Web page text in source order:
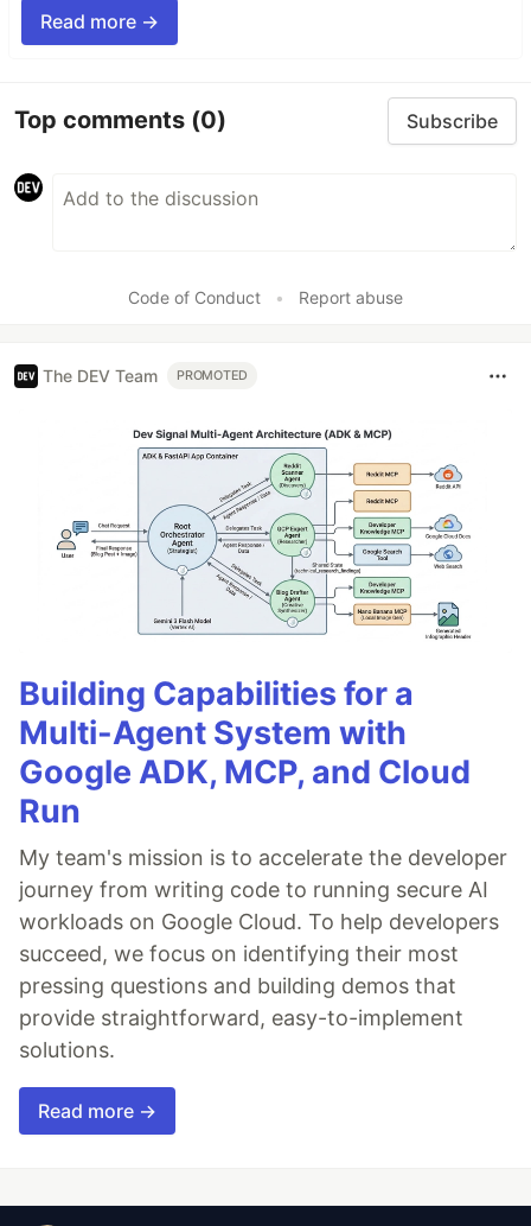
Read more →
Top comments (0) Subscribe
Code of Conduct • Report abuse
The DEV Team PROMOTED
Building Capabilities for a
Multi-Agent System with
Google ADK, MCP, and Cloud
Run
My team's mission is to accelerate the developer
journey from writing code to running secure AI
workloads on Google Cloud. To help developers
succeed, we focus on identifying their most
pressing questions and building demos that
provide straightforward, easy-to-implement
solutions.
Read more →